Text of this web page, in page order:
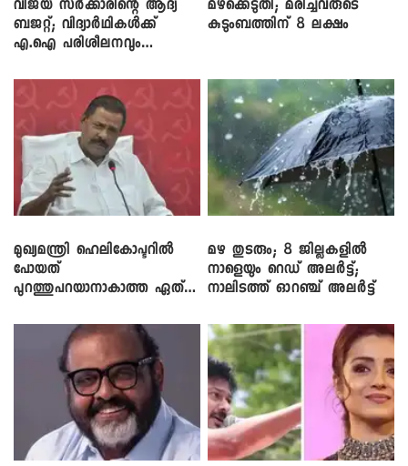
വിജയ് സർക്കാരിന്റെ ആദ്യ
ബജറ്റ്; വിദ്യാർഥികൾക്ക്
എ.ഐ പരിശീലനവും
മഴക്കെടുതി; മരിച്ചവരുടെ
കുടുംബത്തിന് 8 ലക്ഷം
മുഖ്യമന്ത്രി ഹെലികോപ്ടറിൽ
പോയത്
പുറത്തുപറയാനാകാത്ത ഏത്
മഴ തുടരും; 8 ജില്ലകളിൽ
നാളെയും റെഡ് അലർട്ട്;
നാലിടത്ത് ഓറഞ്ച് അലർട്ട്